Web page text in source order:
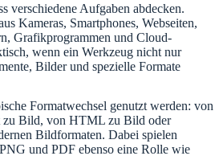
verschiedene Aufgaben abdecken.
Kameras, Smartphones, Webseiten,
Grafikprogrammen und Cloud-
wenn ein Werkzeug nicht nur
Bilder und spezielle Formate
Formatwechsel genutzt werden: von
Bild, von HTML zu Bild oder
Bildformaten. Dabei spielen
und PDF ebenso eine Rolle wie